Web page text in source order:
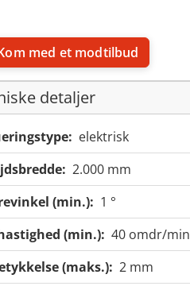
med et modtilbud
detaljer
elektrisk
2.000 mm
(min.): 1 °
(min.): 40 omdr/min
(maks.): 2 mm